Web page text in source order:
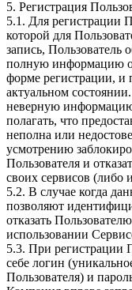
5. Регистрация
5.1. Для регистрации
которой для
запись, Пользователь
полную информацию о
форме регистрации, и
актуальном
неверную
полагать, что
неполна или
усмотрению
Пользователя и
своих сервисов (либо
5.2. В случае когда
позволяют
отказать
использовании
5.3. При регистрации
себе логин
Пользователя) и